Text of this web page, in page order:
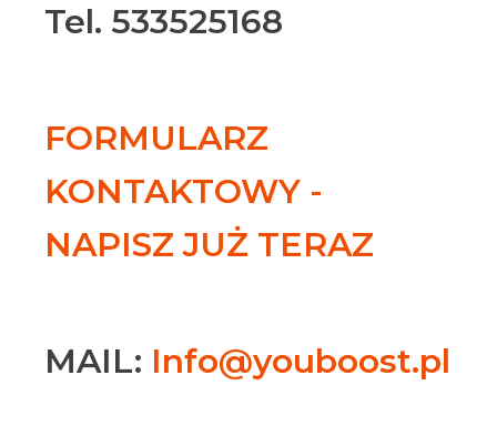
Tel. 533525168
FORMULARZ
KONTAKTOWY -
NAPISZ JUŻ TERAZ
MAIL: Info@youboost.pl